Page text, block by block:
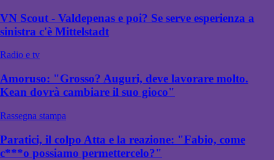
VN Scout - Valdepenas e poi? Se serve esperienza a
sinistra c'è Mittelstadt
Radio e tv
Amoruso: "Grosso? Auguri, deve lavorare molto.
Kean dovrà cambiare il suo gioco"
Rassegna stampa
Paratici, il colpo Atta e la reazione: "Fabio, come
c***o possiamo permettercelo?"